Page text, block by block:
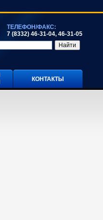
ТЕЛЕФОН/ФАКС:
7 (8332) 46-31-04, 46-31-05
КОНТАКТЫ